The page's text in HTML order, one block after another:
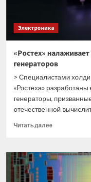
Электроника
«Ростех»
генераторов
> Специалистами
«Ростеха»
генераторы,
отечественной
Читать далееПрочитать
«Ростех»
налаживает
массовый
выпуск